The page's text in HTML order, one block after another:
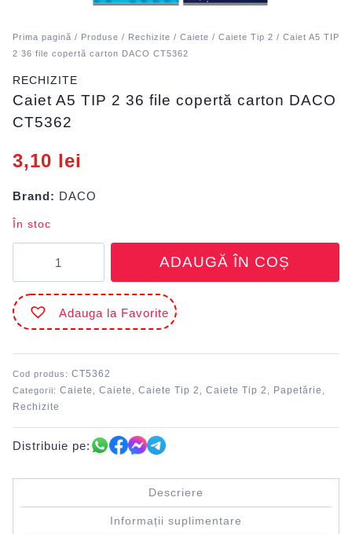
Prima pagină / Produse / Rechizite / Caiete / Caiete Tip 2 / Caiet A5 TIP
2 36 file copertă carton DACO CT5362
RECHIZITE
Caiet A5 TIP 2 36 file copertă carton DACO
CT5362
3,10 lei
Brand: DACO
În stoc
A5
TIP
2
36
carton
DACO
ADAUGĂ ÎN COȘ
Adauga la Favorite
Cod produs: CT5362
Categorii: Caiete , Caiete , Caiete Tip 2 , Caiete Tip 2 , Papetărie ,
Rechizite
Distribuie pe:
Descriere
Informații suplimentare